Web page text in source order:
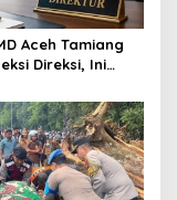
Aceh Tamiang
Direksi, Ini